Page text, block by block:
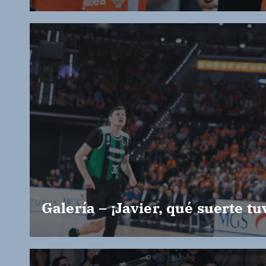
Galería – ¡Javier, qué suerte